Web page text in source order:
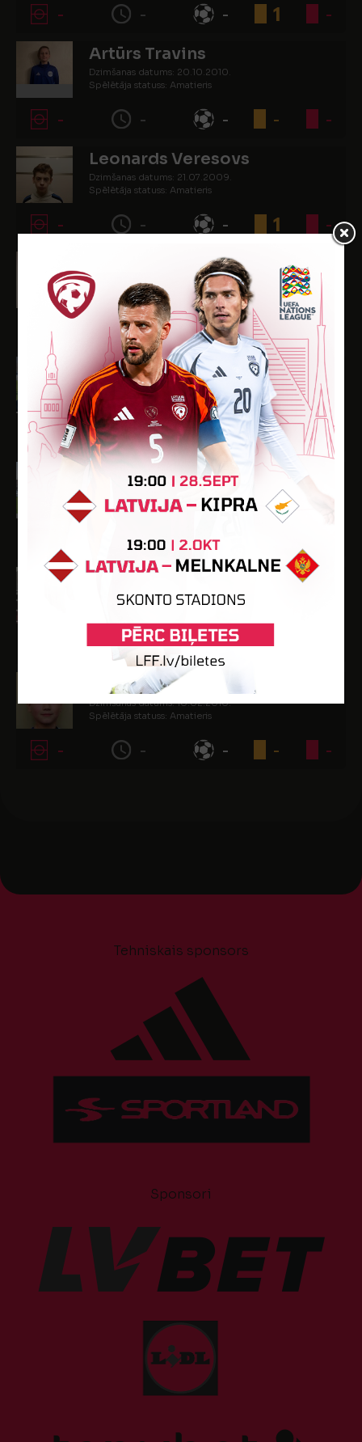
- - - 1 -
Artūrs Travins
Dzimšanas datums: 20.10.2010.
Spēlētāja statuss: Amatieris
- - - - -
Leonards Veresovs
Dzimšanas datums: 21.07.2009.
Spēlētāja statuss: Amatieris
- - - 1 -
Dzimšanas datums: 24.07.2010.
Spēlētāja statuss: Amatieris
- - - -
Maksims Zakrevskis
Dzimšanas datums: 18.02.2010.
Spēlētāja statuss: Amatieris
- - - - -
Dominiks Zeile
Spēlētāja statuss: Amatieris
-
Daniels Zelmenis
Dzimšanas datums: 12.03.2009.
- - -
Matvejs Žuromskis
Dzimšanas datums: 10.02.2010.
Spēlētāja statuss: Amatieris
- - - - -
Tehniskais sponsors
Sponsori